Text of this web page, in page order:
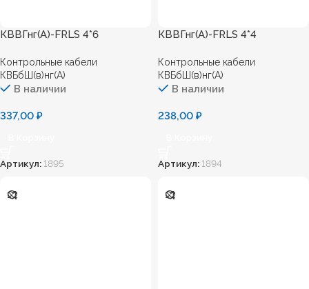
КВВГнг(А)-FRLS 4*6
Контрольные кабели
КВБбШ(в)нг(А)
В наличии
337,00 ₽
Артикул: 1895
КВВГнг(А)-FRLS 4*4
Контрольные кабели
КВБбШ(в)нг(А)
В наличии
238,00 ₽
Артикул: 1894